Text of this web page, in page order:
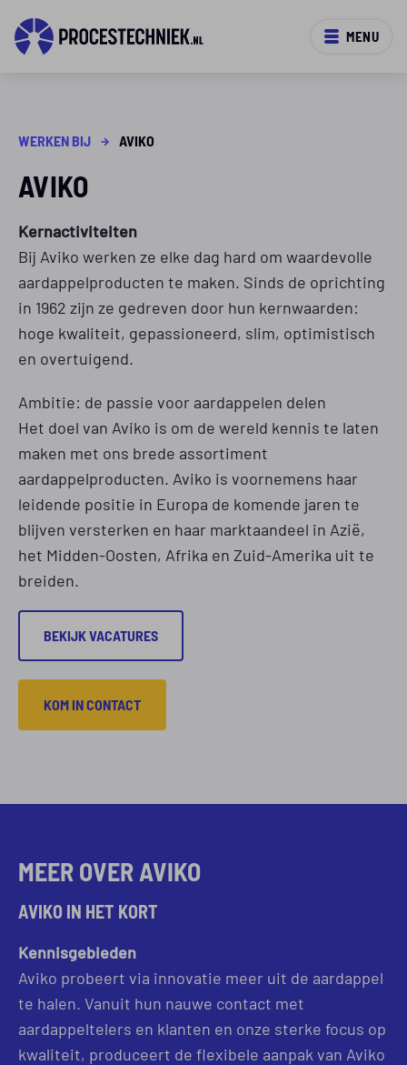
MENU
WERKEN BIJ AVIKO
AVIKO
Kernactiviteiten
Bij Aviko werken ze elke dag hard om waardevolle
aardappelproducten te maken. Sinds de oprichting
in 1962 zijn ze gedreven door hun kernwaarden:
hoge kwaliteit, gepassioneerd, slim, optimistisch
en overtuigend.
Ambitie: de passie voor aardappelen delen
Het doel van Aviko is om de wereld kennis te laten
maken met ons brede assortiment
aardappelproducten. Aviko is voornemens haar
leidende positie in Europa de komende jaren te
blijven versterken en haar marktaandeel in Azië,
het Midden-Oosten, Afrika en Zuid-Amerika uit te
breiden.
BEKIJK VACATURES
KOM IN CONTACT
MEER OVER AVIKO
AVIKO IN HET KORT
Kennisgebieden
Aviko probeert via innovatie meer uit de aardappel
te halen. Vanuit hun nauwe contact met
aardappeltelers en klanten en onze sterke focus op
kwaliteit, produceert de flexibele aanpak van Aviko